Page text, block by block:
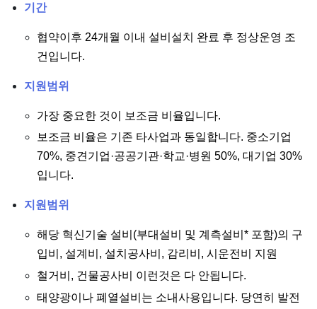
기간
협약이후 24개월 이내 설비설치 완료 후 정상운영 조
건입니다.
지원범위
가장 중요한 것이 보조금 비율입니다.
보조금 비율은 기존 타사업과 동일합니다. 중소기업
70%, 중견기업·공공기관·학교·병원 50%, 대기업 30%
입니다.
지원범위
해당 혁신기술 설비(부대설비 및 계측설비* 포함)의 구
입비, 설계비, 설치공사비, 감리비, 시운전비 지원
철거비, 건물공사비 이런것은 다 안됩니다.
태양광이나 폐열설비는 소내사용입니다. 당연히 발전